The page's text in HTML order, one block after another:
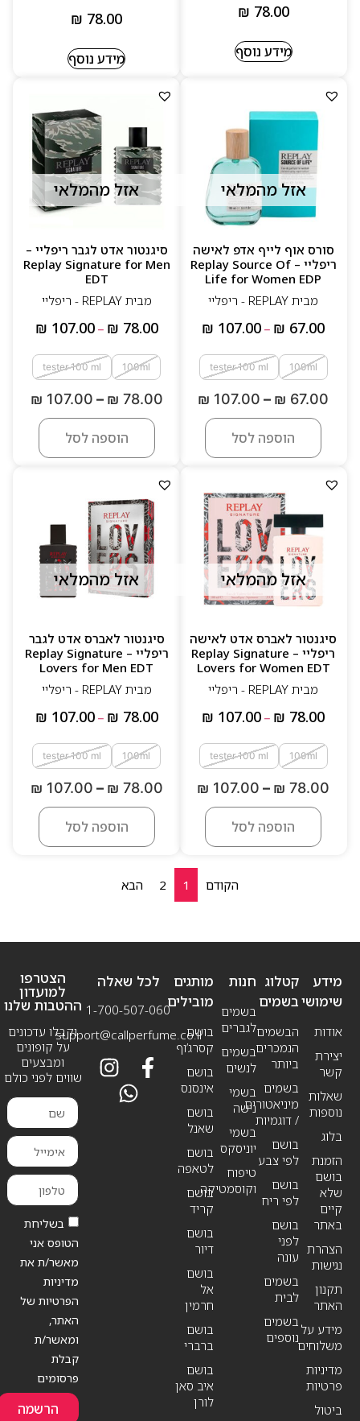
₪ 78.00
מידע נוסף
₪ 78.00
מידע נוסף
אזל מהמלאי
סורס אוף לייף אדפ לאישה
ריפליי – Replay Source Of
Life for Women EDP
מבית REPLAY - ריפליי
₪ 67.00
–
₪ 107.00
100ml
tester 100 ml
₪ 67.00
–
₪ 107.00
הוספה לסל
אזל מהמלאי
סיגנטור אדט לגבר ריפליי –
Replay Signature for Men
EDT
מבית REPLAY - ריפליי
₪ 78.00
–
₪ 107.00
100ml
tester 100 ml
₪ 78.00
–
₪ 107.00
הוספה לסל
אזל מהמלאי
סיגנטור לאברס אדט לאישה
ריפליי – Replay Signature
Lovers for Women EDT
מבית REPLAY - ריפליי
₪ 78.00
–
₪ 107.00
100ml
tester 100 ml
₪ 78.00
–
₪ 107.00
הוספה לסל
אזל מהמלאי
סיגנטור לאברס אדט לגבר
ריפליי – Replay Signature
Lovers for Men EDT
מבית REPLAY - ריפליי
₪ 78.00
–
₪ 107.00
100ml
tester 100 ml
₪ 78.00
–
₪ 107.00
הוספה לסל
הקודם 1
2 הבא
מידע
שימושי
אודות
יצירת
קשר
שאלות
נוספות
בלוג
הזמנת
בושם
שלא
קיים
באתר
הצהרת
נגישות
תקנון
האתר
מידע על
משלוחים
מדיניות
פרטיות
ביטול
חנות
בשמים
לגברים
בשמים
לנשים
בשמי
נישה
בשמי
יוניסקס
טיפוח
וקוסמטיקה
קטלוג
בשמים
הבשמים
הנמכרים
ביותר
בשמים
מיניאטורים
/ דוגמיות
בושם
לפי צבע
בושם
לפי ריח
בושם
לפני
עונה
בשמים
לבית
בשמים
נוספים
מותגים
מובילים
בושם
קסרג’וף
בושם
אינסנס
בושם
שאנל
בושם
לטאפה
בושם
קריד
בושם
דיור
בושם
אל
חרמין
בושם
ברברי
בושם
איב סאן
לורן
לכל שאלה
1-700-507-060
support@callperfume.co.il
הצטרפו
למועדון
ההטבות שלנו
וקבלו עדכונים
על קופונים
ומבצעים
שווים לפני כולם
בשליחת
הטופס אני
מאשר/ת את
מדיניות
הפרטיות של
האתר,
ומאשר/ת
קבלת
פרסומים
הרשמה